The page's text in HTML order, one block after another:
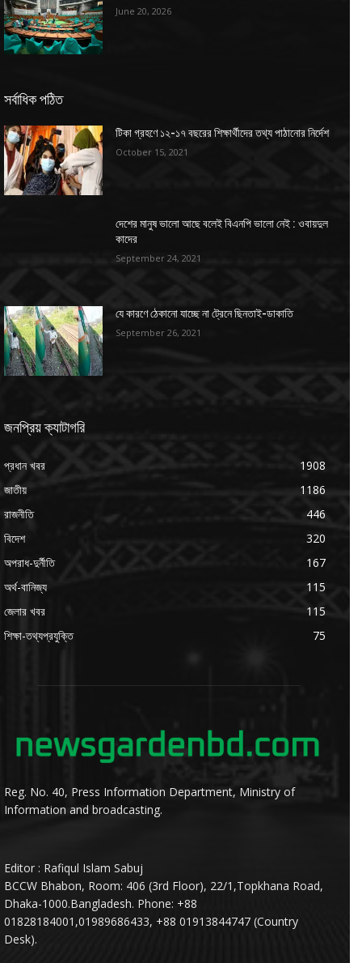
June 20, 2026
সর্বাধিক পঠিত
টিকা গ্রহণে ১২-১৭ বছরের শিক্ষার্থীদের তথ্য পাঠানোর নির্দেশ
October 15, 2021
দেশের মানুষ ভালো আছে বলেই বিএনপি ভালো নেই : ওবায়দুল
কাদের
September 24, 2021
যে কারণে ঠেকানো যাচ্ছে না ট্রেনে ছিনতাই-ডাকাতি
September 26, 2021
জনপ্রিয় ক্যাটাগরি
প্রধান খবর
1908
জাতীয়
1186
রাজনীতি
446
বিদেশ
320
অপরাধ-দুর্নীতি
167
অর্থ-বানিজ্য
115
জেলার খবর
115
শিক্ষা-তথ্যপ্রযুক্তি
75
Reg. No. 40, Press Information Department, Ministry of
Information and broadcasting.
Editor : Rafiqul Islam Sabuj
BCCW Bhabon, Room: 406 (3rd Floor), 22/1,Topkhana Road,
Dhaka-1000.Bangladesh. Phone: +88
01828184001,01989686433, +88 01913844747 (Country
Desk).